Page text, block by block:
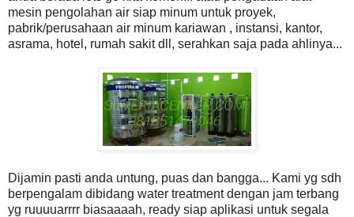
mesin pengolahan air siap minum untuk proyek,
pabrik/perusahaan air minum kariawan , instansi, kantor,
asrama, hotel, rumah sakit dll, serahkan saja pada ahlinya...
Dijamin pasti anda untung, puas dan bangga... Kami yg sdh
berpengalam dibidang water treatment dengan jam terbang
yg ruuuuarrrr biasaaaah, ready siap aplikasi untuk segala